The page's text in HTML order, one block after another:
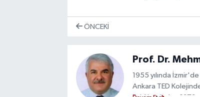
ÖNCEKI
Prof. Dr.
1955 yılında
Ankara TED